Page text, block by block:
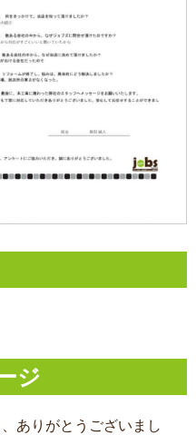
ジ
ありがとうございまし